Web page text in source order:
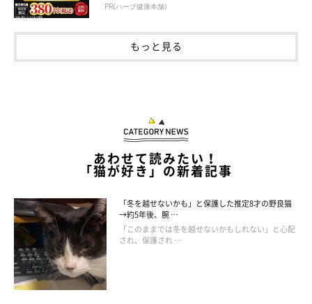
関連記事:
夜ごはんを完食後にその場で固まる猫 背中で
「無言の圧」をかけておかわりを催促する様子
紹介するのは、X（旧Twitter）ユーザー@chat_rdonnay_koさんが
投稿していた、愛猫・シャルくん（撮影時、生後10カ月）の写真。
物のように固まってしまう姿に思わずクスッ
紹介するのは、X（旧Twitter）ユーザー@chat_rdonnay_koさんが
投稿していた、こちらの写真。そこには、微動だにせず、ただまっ
すぐ飼い主さんを見つめている愛猫・シャルくんの姿が写っていま
す。しっぽを体に巻いて、足を隠すようにして座っているシャルく
っぽマフラーをしていたのでしょうか。飼い主さんに話を聞きまし
た。
取材・文／雨宮カイ
※この記事は投稿者さまに取材し、了承の上制作したものです。
2024年11月時点の情報であり、現在と異なる場合があります。
PR(ハーブ健康本舗)
もっと見る
あわせて読みたい！
「猫が好き」の新着記事
「冬を越せないかも」と保護した推定8才の野良猫
→約5年後、腕 …
「このままでは冬を越せないかもしれない」と心配
され、保護され …